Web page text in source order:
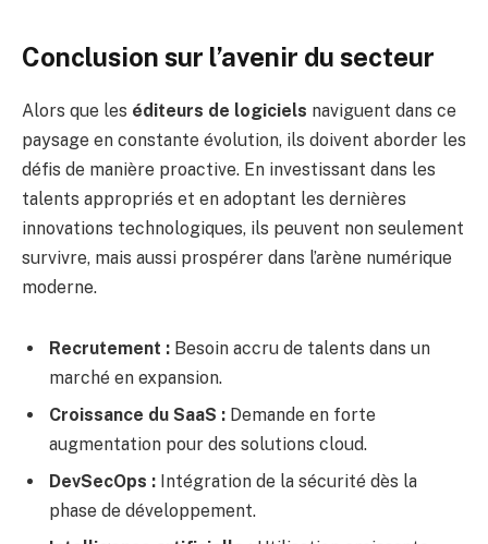
Conclusion sur l’avenir du secteur
Alors que les éditeurs de logiciels naviguent dans ce
paysage en constante évolution, ils doivent aborder les
défis de manière proactive. En investissant dans les
talents appropriés et en adoptant les dernières
innovations technologiques, ils peuvent non seulement
survivre, mais aussi prospérer dans l’arène numérique
moderne.
Recrutement : Besoin accru de talents dans un
marché en expansion.
Croissance du SaaS : Demande en forte
augmentation pour des solutions cloud.
DevSecOps : Intégration de la sécurité dès la
phase de développement.